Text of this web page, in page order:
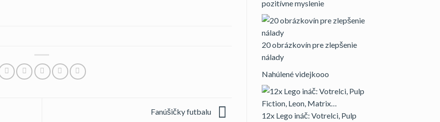
Fanúšičky futbalu
pozitívne myslenie
20 obrázkovín pre zlepšenie
nálady
Nahúlené videjkooo
12x Lego ináč: Votrelci, Pulp